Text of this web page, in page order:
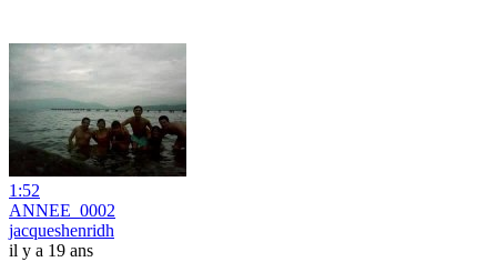
1:52
ANNEE_0002
jacqueshenridh
il y a 19 ans